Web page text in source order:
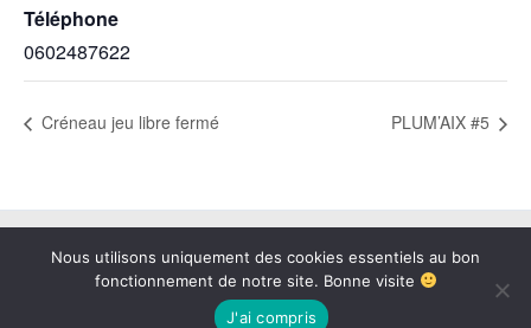
Téléphone
0602487622
Créneau jeu libre fermé PLUM’AIX #5
Copyright © 2026 BAB73 | Propulsé par Thème WordPress Astra
Nous utilisons uniquement des cookies essentiels au bon
fonctionnement de notre site. Bonne visite
J'ai compris